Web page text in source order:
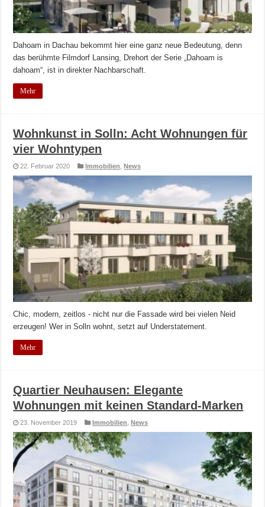
Dahoam in Dachau bekommt hier eine ganz neue Bedeutung, denn
das berühmte Filmdorf Lansing, Drehort der Serie „Dahoam is
dahoam“, ist in direkter Nachbarschaft.
Mehr
Wohnkunst in Solln: Acht Wohnungen für
vier Wohntypen
22. Februar 2020 Immobilien ,News
Chic, modern, zeitlos - nicht nur die Fassade wird bei vielen Neid
erzeugen! Wer in Solln wohnt, setzt auf Understatement.
Mehr
Quartier Neuhausen: Elegante
Wohnungen mit keinen Standard-Marken
23. November 2019 Immobilien News